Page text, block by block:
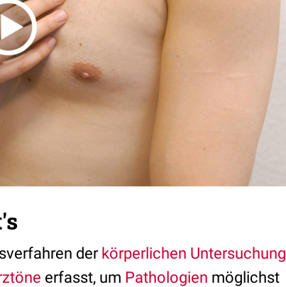
der körperlichen Untersuchung
erfasst, um Pathologien möglichst